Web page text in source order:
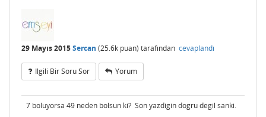
29 Mayıs 2015Sercan (25.6k puan) tarafından cevaplandı
Ilgili Bir Soru Sor Yorum
7 boluyorsa 49 neden bolsun ki? Son yazdigin dogru degil sanki.